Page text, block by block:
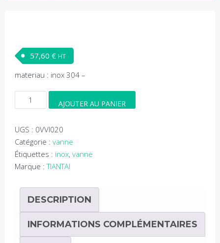
57,60 € HT
materiau : inox 304 –
quantité
de
a
volant
DN20
AJOUTER AU PANIER
UGS : 0VVI020
Catégorie : vanne
Étiquettes : inox, vanne
Marque :TIANTAI
DESCRIPTION
INFORMATIONS COMPLÉMENTAIRES